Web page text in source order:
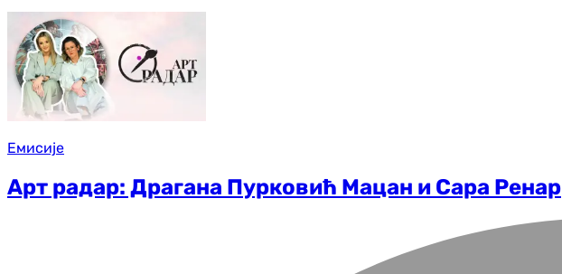
Емисије
Арт радар: Драгана Пурковић Мацан и Сара Ренар